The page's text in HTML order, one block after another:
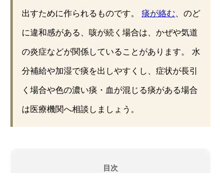
出すために作られるものです。 痰が絡む、のど
に違和感がある、咳が続く場合は、かぜや気道
の炎症などが関係していることがあります。 水
分補給や加湿で痰を出しやすくし、症状が長引
く場合や色の濃い痰・血が混じる痰がある場合
は医療機関へ相談しましょう。
目次